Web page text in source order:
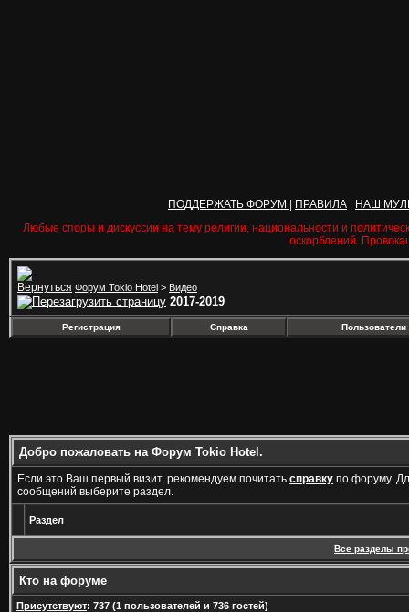
ПОДДЕРЖАТЬ ФОРУМ ПРАВИЛА
НАШ
Любые споры и дискуссии на тему религии, национальности и
оскорблений.
Форум Tokio Hotel > Видео
2017-2019
Регистрация Справка Пользователи
Добро пожаловать на Форум Tokio Hotel.
Если это Ваш первый визит, рекомендуем почитать справку по форуму.
сообщений выберите раздел.
Раздел
Все разделы
Кто на форуме
Присутствуют: 737 (1 пользователей и 736 гостей)